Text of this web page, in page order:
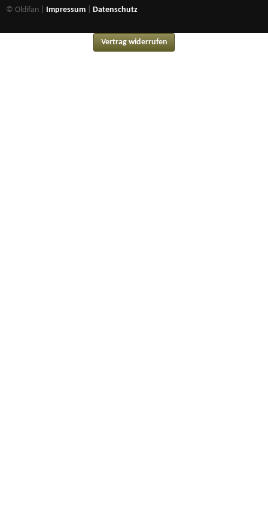
© Oldifan | Impressum Datenschutz
Vertrag widerrufen